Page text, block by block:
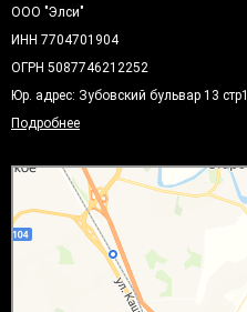
ООО "Элси"
ИНН 7704701904
ОГРН 5087746212252
Юр. адрес: Зубовский бульвар 13 стр1
Подробнее